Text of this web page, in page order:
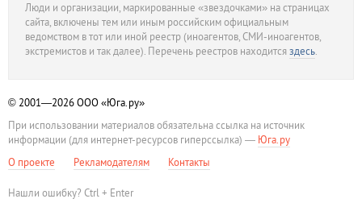
Люди и организации, маркированные «звездочками» на страницах
сайта, включены тем или иным российским официальным
ведомством в тот или иной реестр (иноагентов, СМИ-иноагентов,
экстремистов и так далее). Перечень реестров находитсяздесь.
© 2001—2026ООО «Юга.ру»
При использовании материалов обязательна ссылка на источник
информации (для интернет-ресурсов гиперссылка) — Юга.ру
О проекте
Рекламодателям Контакты
Нашли ошибку? Ctrl + Enter